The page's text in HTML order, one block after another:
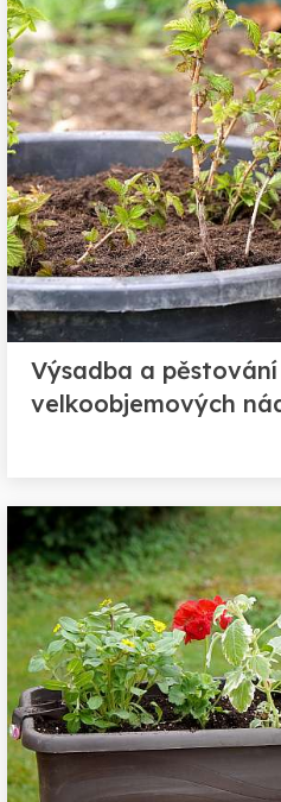
Výsadba a
velkoobjemových